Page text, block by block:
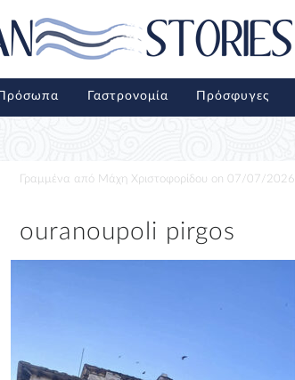
Γαστρονομία Πρόσφυγες
Γραμμένα από Μάχη Χριστοφορίδου on 07/07/2026
ouranoupoli pirgos